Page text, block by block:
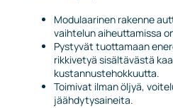
Modulaarinen rakenne
vaihtelun aiheuttamissa
Pystyvät tuottamaan
rikkivetyä sisältävästä
kustannustehokkuutta.
Toimivat ilman öljyä,
jäähdytysaineita.